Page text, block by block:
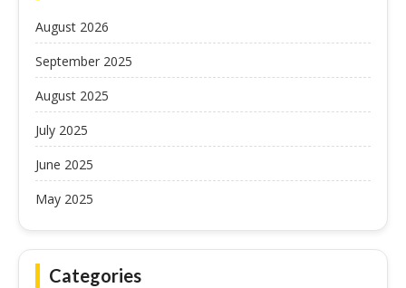
August 2026
September 2025
August 2025
July 2025
June 2025
May 2025
Categories